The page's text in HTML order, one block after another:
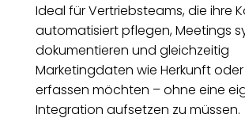
Ideal für Vertriebsteams, die ihre
automatisiert pflegen, Meetings
dokumentieren und gleichzeitig
Marketingdaten wie Herkunft
erfassen möchten – ohne eine
Integration aufsetzen zu müssen.